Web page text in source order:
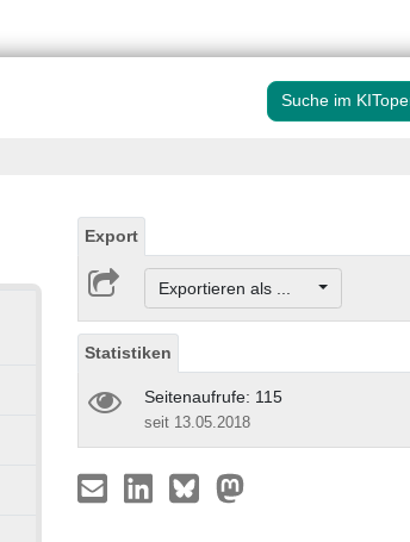
Suche im
Export
Exportieren als ...
Statistiken
Seitenaufrufe: 115
seit 13.05.2018